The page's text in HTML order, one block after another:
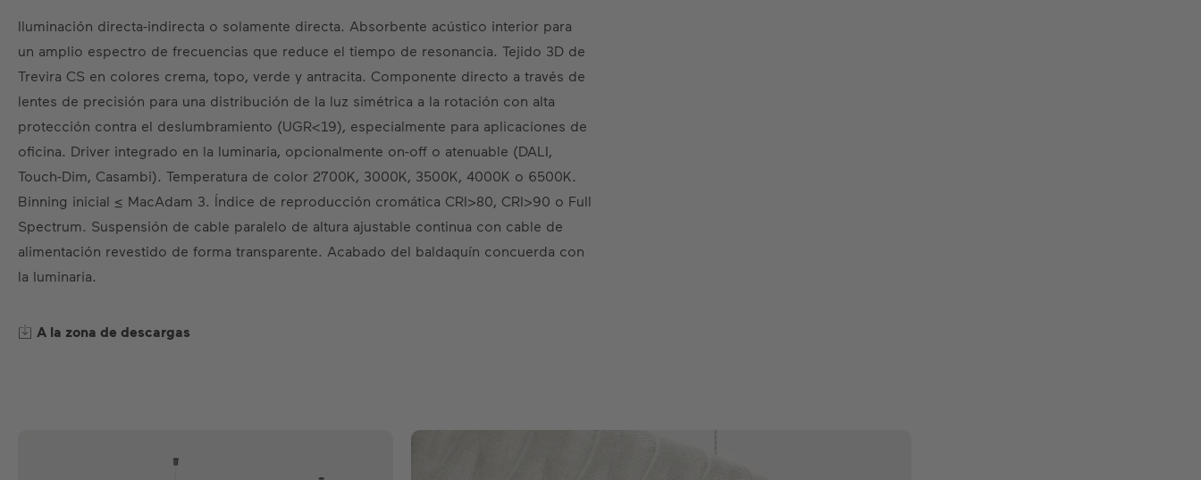
Iluminación directa-indirecta o solamente directa. Absorbente acústico interior para
un amplio espectro de frecuencias que reduce el tiempo de resonancia. Tejido 3D de
Trevira CS en colores crema, topo, verde y antracita. Componente directo a través de
lentes de precisión para una distribución de la luz simétrica a la rotación con alta
protección contra el deslumbramiento (UGR<19), especialmente para aplicaciones de
oficina. Driver integrado en la luminaria, opcionalmente on-off o atenuable (DALI,
Touch-Dim, Casambi). Temperatura de color 2700K, 3000K, 3500K, 4000K o 6500K.
Binning inicial ≤ MacAdam 3. Índice de reproducción cromática CRI>80, CRI>90 o Full
Spectrum. Suspensión de cable paralelo de altura ajustable continua con cable de
alimentación revestido de forma transparente. Acabado del baldaquín concuerda con
la luminaria.
A la zona de descargas